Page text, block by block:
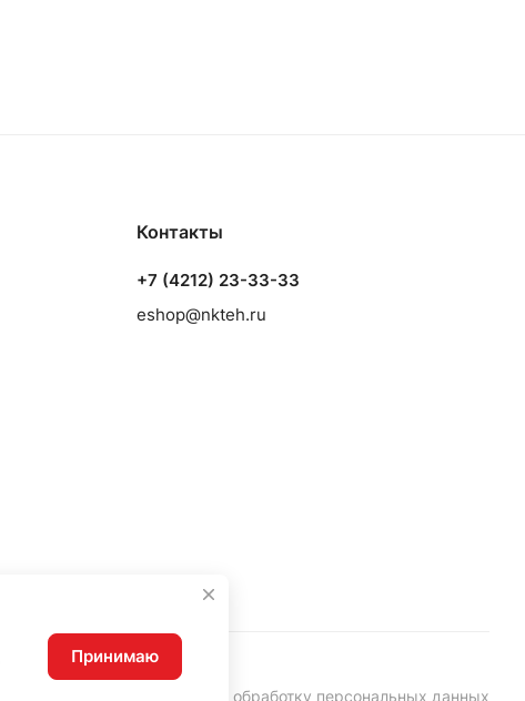
Контакты
+7 (4212) 23-33-33
eshop@nkteh.ru
Согласие на обработку персональных данных
Принимаю